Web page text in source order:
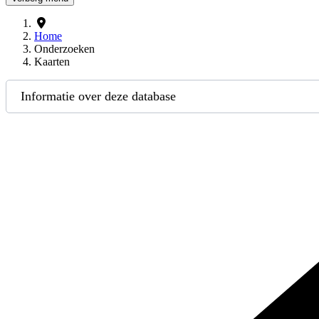
Home
Onderzoeken
Kaarten
Informatie over deze database